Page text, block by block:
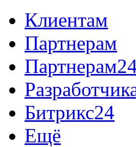
Клиентам
Партнерам
Битрикс24
Ещё